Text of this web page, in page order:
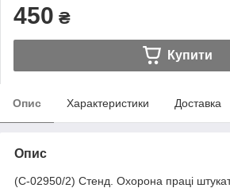
450 ₴
Купити
Опис Характеристики Доставка
Опис
(С-02950/2) Стенд. Охорона праці